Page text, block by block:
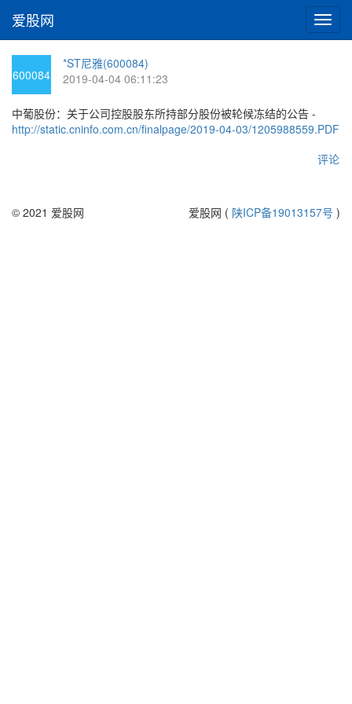
切
换
爱股网
600084
*ST尼雅(600084)
2019-04-04 06:11:23
中葡股份：关于公司控股股东所持部分股份被轮候冻结的公告 -
http://static.cninfo.com.cn/finalpage/2019-04-03/1205988559.PDF
评论
© 2021 爱股网 爱股网 ( 陕ICP备19013157号 )